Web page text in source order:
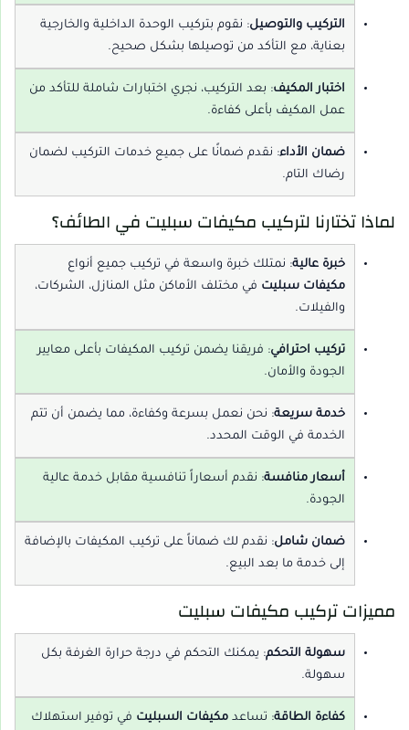
التركيب والتوصيل: نقوم بتركيب الوحدة الداخلية والخارجية
بعناية، مع التأكد من توصيلها بشكل صحيح.
اختبار المكيف: بعد التركيب، نجري اختبارات شاملة للتأكد من
عمل المكيف بأعلى كفاءة.
ضمان الأداء: نقدم ضمانًا على جميع خدمات التركيب لضمان
رضاك التام.
لماذا تختارنا لتركيب مكيفات سبليت في الطائف؟
خبرة عالية: نمتلك خبرة واسعة في تركيب جميع أنواع
مكيفات سبليت في مختلف الأماكن مثل المنازل، الشركات،
والفيلات.
تركيب احترافي: فريقنا يضمن تركيب المكيفات بأعلى معايير
الجودة والأمان.
خدمة سريعة: نحن نعمل بسرعة وكفاءة، مما يضمن أن تتم
الخدمة في الوقت المحدد.
أسعار منافسة: نقدم أسعاراً تنافسية مقابل خدمة عالية
الجودة.
ضمان شامل: نقدم لك ضماناً على تركيب المكيفات بالإضافة
إلى خدمة ما بعد البيع.
مميزات تركيب مكيفات سبليت
سهولة التحكم: يمكنك التحكم في درجة حرارة الغرفة بكل
سهولة.
كفاءة الطاقة: تساعد مكيفات السبليت في توفير استهلاك